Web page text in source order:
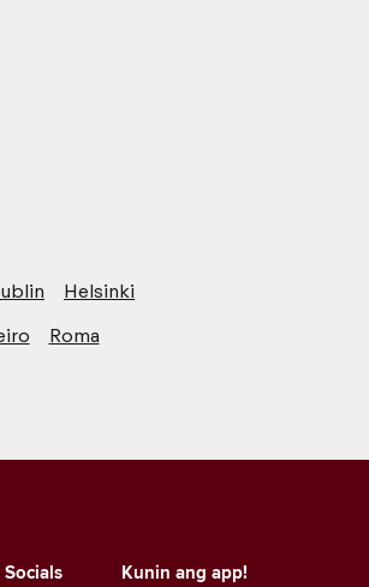
Helsinki
Roma
Socials Kunin ang app!